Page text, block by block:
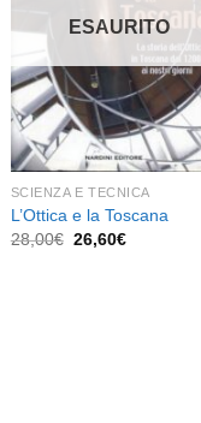
desideri
ESAURITO
SCIENZA E TECNICA
L’Ottica e la Toscana
28,00€ Il
26,60€Il